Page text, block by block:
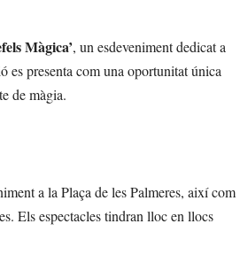
Màgica’, un esdeveniment dedicat a
es presenta com una oportunitat única
de màgia.
a la Plaça de les Palmeres, així com
Els espectacles tindran lloc en llocs